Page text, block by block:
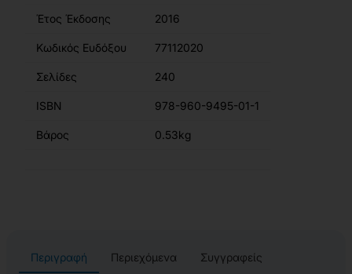
Έτος Έκδοσης 2016
Κωδικός Ευδόξου 77112020
Σελίδες 240
ISBN 978-960-9495-01-1
Βάρος 0.53kg
Περιγραφή Περιεχόμενα Συγγραφείς